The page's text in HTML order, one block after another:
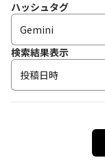
ハッシュタグ
検索結果表示
投稿日時